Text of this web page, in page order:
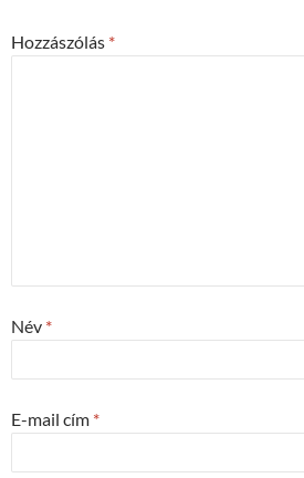
Hozzászólás *
Név *
E-mail cím *